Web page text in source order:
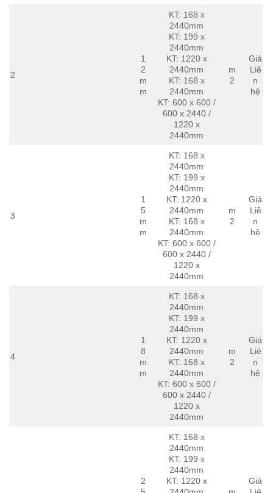
2
1
2
m
m
KT: 168 x
2440mm
KT: 199 x
2440mm
KT: 1220 x
2440mm
KT: 168 x
2440mm
KT: 600 x 600 /
600 x 2440 /
1220 x
2440mm
m
2
Giá
Liê
n
hệ
3
1
5
m
m
KT: 168 x
2440mm
KT: 199 x
2440mm
KT: 1220 x
2440mm
KT: 168 x
2440mm
KT: 600 x 600 /
600 x 2440 /
1220 x
2440mm
m
2
Giá
Liê
n
hệ
4
1
8
m
m
KT: 168 x
2440mm
KT: 199 x
2440mm
KT: 1220 x
2440mm
KT: 168 x
2440mm
KT: 600 x 600 /
600 x 2440 /
1220 x
2440mm
m
2
Giá
Liê
n
hệ
2
KT: 168 x
2440mm
KT: 199 x
2440mm
KT: 1220 x
Giá